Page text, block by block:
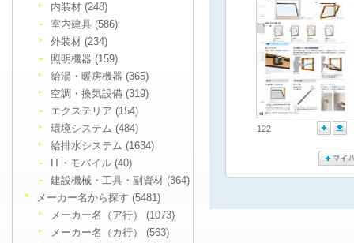
122
内装材 (248)
室内建具 (586)
外装材 (234)
照明機器 (159)
給湯・暖房機器 (365)
空調・換気設備 (319)
エクステリア (154)
環境システム (484)
給排水システム (1634)
IT・モバイル (40)
建設機械・工具・副資材 (364)
メーカー名から探す (5481)
メーカー名（ア行） (1073)
メーカー名（カ行） (563)